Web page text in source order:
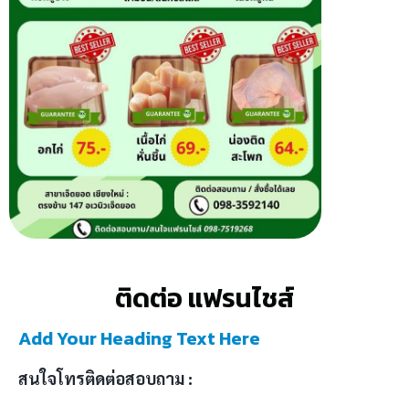
ติดต่อ แฟรนไชส์
Add Your Heading Text Here
สนใจโทรติดต่อสอบถาม :